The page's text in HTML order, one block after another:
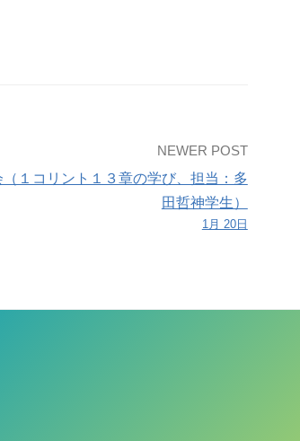
NEWER POST
１コリント１３章の学び、担当：多
田哲神学生）
1月 20日